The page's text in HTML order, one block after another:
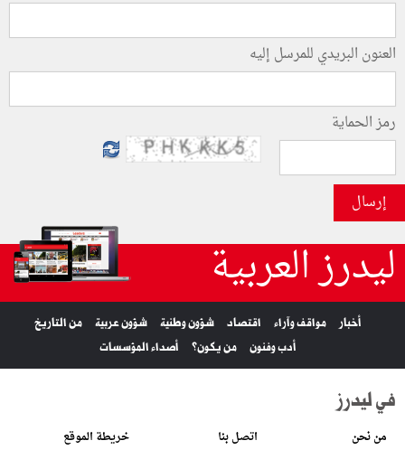
العنون البريدي للمرسل إليه
رمز الحماية
إرسال
ليدرز العربية
أخبار مواقف وآراء اقتصاد شؤون وطنية شؤون عربية
من التاريخ
أدب وفنون
من يكون؟ أصداء المؤسسات
في ليدرز
من نحن اتصل بنا خريطة الموقع